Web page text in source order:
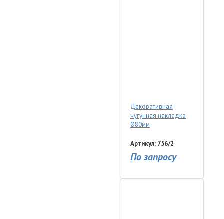
Декоративная
чугунная накладка
Ø80мм
Артикул: 756/2
По запросу